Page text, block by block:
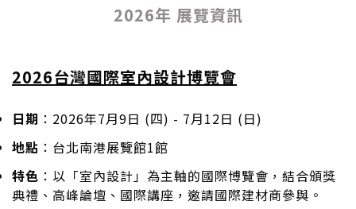
2026年 展覽資訊
2026台灣國際室內設計博覽會
日期 ：2026年7月9日 (四) - 7月12日 (日)
地點 ：台北南港展覽館1館
特色 ：以「室內設計」為主軸的國際博覽會，結合頒獎
典禮、高峰論壇、國際講座，邀請國際建材商參與。